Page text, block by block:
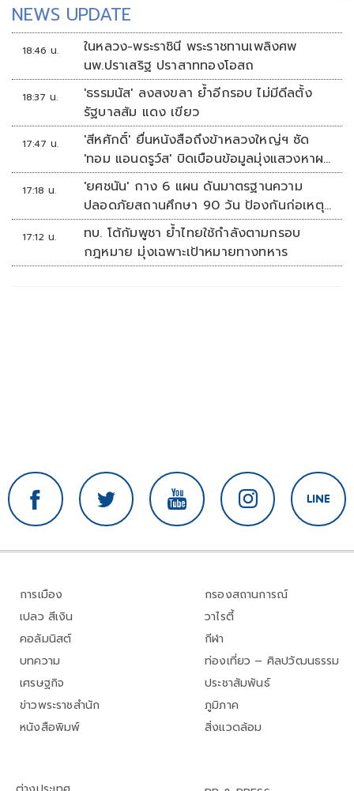
NEWS UPDATE
18:46 น.
ในหลวง-พระราชินี พระราชทานเพลิงศพ
นพ.ปราเสริฐ ปราสาททองโอสถ
18:37 น.
'ธรรมนัส' ลงสงขลา ย้ำอีกรอบ ไม่มีดีลตั้ง
รัฐบาลส้ม แดง เขียว
17:47 น.
'สีหศักดิ์' ยื่นหนังสือถึงข้าหลวงใหญ่ฯ ซัด
'ทอม แอนดรูว์ส' บิดเบือนข้อมูลมุ่งแสวงหาผล
ประโยชน์ทางการเมือง
17:18 น.
'ยศชนัน' กาง 6 แผน ดันมาตรฐานความ
ปลอดภัยสถานศึกษา 90 วัน ป้องกันก่อเหตุ
รุนแรง
17:12 น.
ทบ. โต้กัมพูชา ย้ำไทยใช้กำลังตามกรอบ
กฎหมาย มุ่งเฉพาะเป้าหมายทางทหาร
การเมือง
เปลว สีเงิน
คอลัมนิสต์
บทความ
เศรษฐกิจ
ข่าวพระราชสำนัก
หนังสือพิมพ์
กรองสถานการณ์
วาไรตี้
กีฬา
ท่องเที่ยว – ศิลปวัฒนธรรม
ประชาสัมพันธ์
ภูมิภาค
สิ่งแวดล้อม